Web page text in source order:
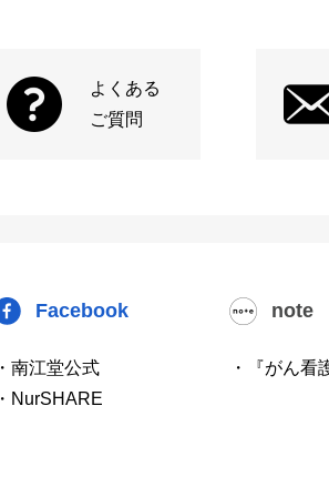
よくある
ご質問
Facebook
・南江堂公式
・NurSHARE
note
・『がん看